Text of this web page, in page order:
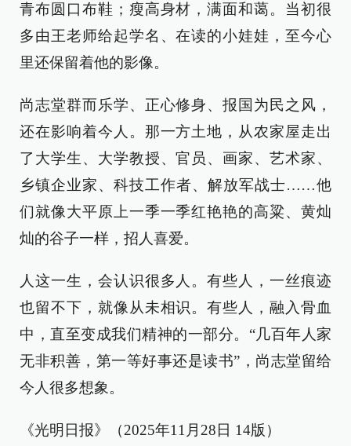
青布圆口布鞋；瘦高身材，满面和蔼。当初很
多由王老师给起学名、在读的小娃娃，至今心
里还保留着他的影像。
尚志堂群而乐学、正心修身、报国为民之风，
还在影响着今人。那一方土地，从农家屋走出
了大学生、大学教授、官员、画家、艺术家、
乡镇企业家、科技工作者、解放军战士……他
们就像大平原上一季一季红艳艳的高粱、黄灿
灿的谷子一样，招人喜爱。
人这一生，会认识很多人。有些人，一丝痕迹
也留不下，就像从未相识。有些人，融入骨血
中，直至变成我们精神的一部分。“几百年人家
无非积善，第一等好事还是读书”，尚志堂留给
今人很多想象。
《光明日报》（2025年11月28日 14版）